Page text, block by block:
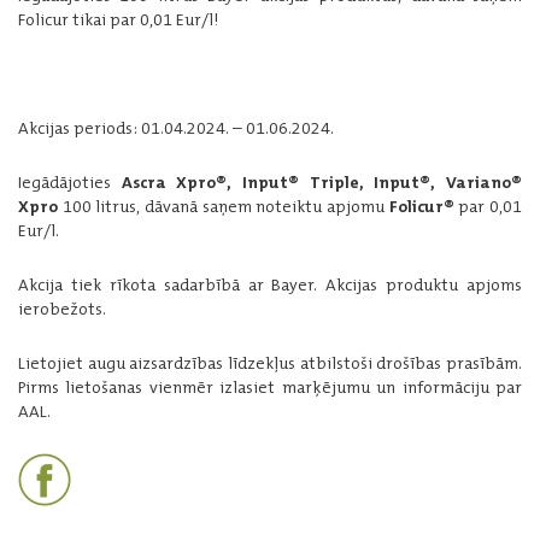
Folicur tikai par 0,01 Eur/l!
Akcijas periods: 01.04.2024. – 01.06.2024.
Iegādājoties Ascra Xpro®, Input® Triple, Input®, Variano®
Xpro 100 litrus, dāvanā saņem noteiktu apjomu Folicur®par 0,01
Eur/l.
Akcija tiek rīkota sadarbībā ar Bayer. Akcijas produktu apjoms
ierobežots.
Lietojiet augu aizsardzības līdzekļus atbilstoši drošības prasībām.
Pirms lietošanas vienmēr izlasiet marķējumu un informāciju par
AAL.